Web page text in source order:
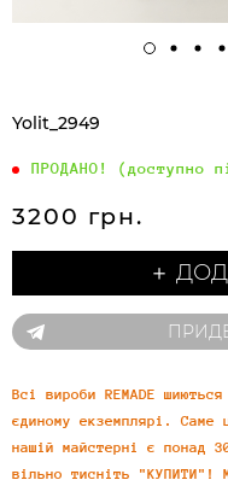
Yolit_2949
ПРОДАНО! (доступно
3200 грн.
＋
Всі вироби REMADE
єдиному екземплярі.
нашій майстерні є понад
вільно тисніть "КУПИТИ"!